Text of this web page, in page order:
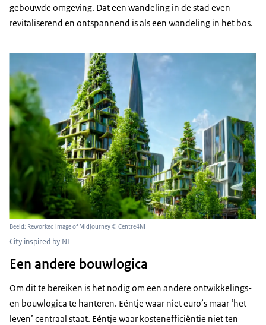
gebouwde omgeving. Dat een wandeling in de stad even
revitaliserend en ontspannend is als een wandeling in het bos.
Beeld: Reworked image of Midjourney © Centre4NI
City inspired by NI
Een andere bouwlogica
Om dit te bereiken is het nodig om een andere ontwikkelings-
en bouwlogica te hanteren. Eéntje waar niet euro’s maar ‘het
leven’ centraal staat. Eéntje waar kostenefficiëntie niet ten